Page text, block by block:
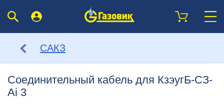
САКЗ
Соединительный кабель для КзэугБ-СЗ-
Ai 3